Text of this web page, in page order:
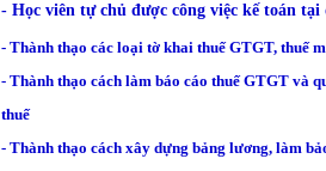
- Học viên tự chủ được công việc kế toán tại
- Thành thạo các loại tờ khai thuế GTGT, thuế
- Thành thạo cách làm báo cáo thuế GTGT và
thuế
- Thành thạo cách xây dựng bảng lương, làm